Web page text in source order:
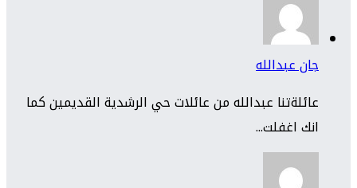
جان عبدالله
عائلةتنا عبدالله من عائلات حي الرشدية القديمين كما
انك اغفلت...